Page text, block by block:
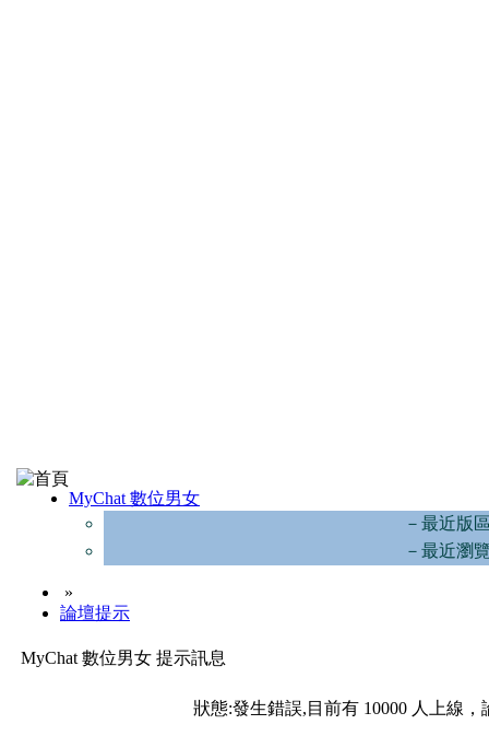
MyChat 數位男女
－最近版
－最近瀏
»
論壇提示
MyChat 數位男女 提示訊息
狀態:發生錯誤,目前有 10000 人上線